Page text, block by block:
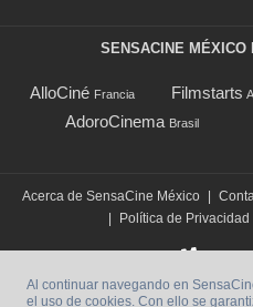
SENSACINE MÉXICO
AlloCiné Francia Filmstarts
AdoroCinema Brasil
Acerca de SensaCine México
Política de Privacidad
Al continuar navegando en
el uso de cookies. Con ello se